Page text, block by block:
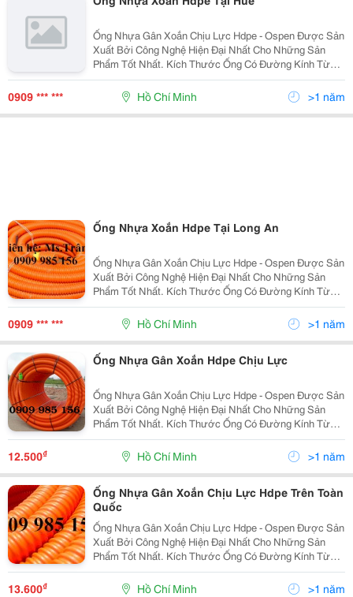
Ống Nhựa Gân Xoắn Chịu Lực Hdpe - Ospen Được Sản
Xuất Bởi Công Nghệ Hiện Đại Nhất Cho Những Sản
Phẩm Tốt Nhất. Kích Thước Ống Có Đường Kính Từ
25Mm Đến 250Mm . Ưu Điểm: Độ Dài Liên Tục, Dễ
Dàng Uốn Cong, Khả Năng Chịu Lực Lớn, Kinh Tế, Tiết
0909 *** *** Hồ Chí Minh >1 năm
Ống Nhựa Xoắn Hdpe Tại Long An
Ống Nhựa Gân Xoắn Chịu Lực Hdpe - Ospen Được Sản
Xuất Bởi Công Nghệ Hiện Đại Nhất Cho Những Sản
Phẩm Tốt Nhất. Kích Thước Ống Có Đường Kính Từ
25Mm Đến 250Mm . Ưu Điểm: Độ Dài Liên Tục, Dễ
Dàng Uốn Cong, Khả Năng Chịu Lực Lớn, Kinh Tế, Tiết
0909 *** *** Hồ Chí Minh >1 năm
Ống Nhựa Gân Xoắn Hdpe Chịu Lực
Ống Nhựa Gân Xoắn Chịu Lực Hdpe - Ospen Được Sản
Xuất Bởi Công Nghệ Hiện Đại Nhất Cho Những Sản
Phẩm Tốt Nhất. Kích Thước Ống Có Đường Kính Từ
25Mm Đến 250Mm . Ưu Điểm: Độ Dài Liên Tục, Dễ
Dàng Uốn Cong, Khả Năng Chịu Lực Lớn, Kinh Tế, Tiết
12.500₫ Hồ Chí Minh >1 năm
Ống Nhựa Gân Xoắn Chịu Lực Hdpe Trên Toàn
Quốc
Ống Nhựa Gân Xoắn Chịu Lực Hdpe - Ospen Được Sản
Xuất Bởi Công Nghệ Hiện Đại Nhất Cho Những Sản
Phẩm Tốt Nhất. Kích Thước Ống Có Đường Kính Từ
25Mm Đến 250Mm . Ưu Điểm: Độ Dài Liên Tục, Dễ
Dàng Uốn Cong, Khả Năng Chịu Lực Lớn, Kinh Tế, Tiết
13.600₫ Hồ Chí Minh >1 năm